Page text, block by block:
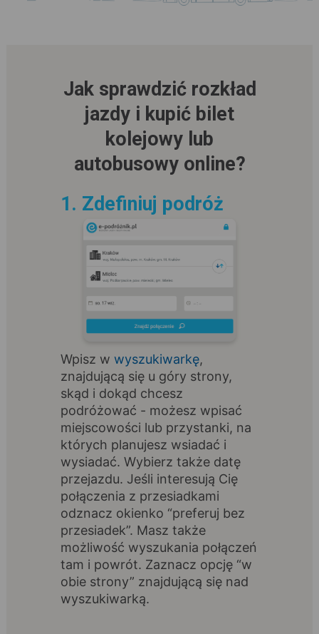
Jak sprawdzić rozkład
jazdy i kupić bilet
kolejowy lub
autobusowy online?
1. Zdefiniuj podróż
Wpisz w wyszukiwarkę,
znajdującą się u góry strony,
skąd i dokąd chcesz
podróżować - możesz wpisać
miejscowości lub przystanki, na
których planujesz wsiadać i
wysiadać. Wybierz także datę
przejazdu. Jeśli interesują Cię
połączenia z przesiadkami
odznacz okienko “preferuj bez
przesiadek”. Masz także
możliwość wyszukania połączeń
tam i powrót. Zaznacz opcję “w
obie strony” znajdującą się nad
wyszukiwarką.